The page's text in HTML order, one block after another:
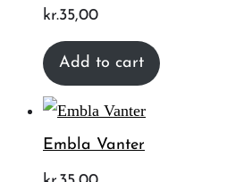
kr.35,00
Add to cart
Embla Vanter